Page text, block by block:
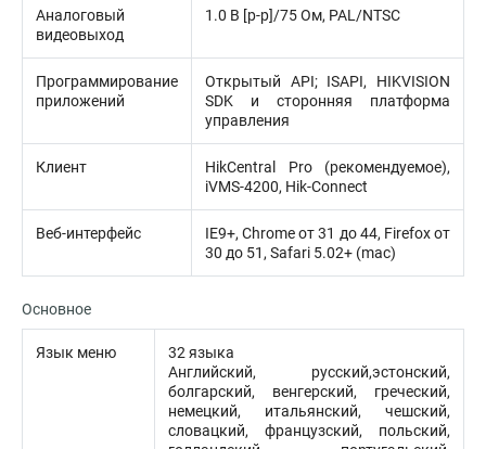
Аналоговый
видеовыход
1.0 В [p-p]/75 Ом, PAL/NTSC
Программирование
приложений
Открытый API; ISAPI, HIKVISION
SDK и сторонняя платформа
управления
Клиент
HikCentral Pro (рекомендуемое),
iVMS-4200, Hik-Connect
Веб-интерфейс
IE9+, Chrome от 31 до 44, Firefox от
30 до 51, Safari 5.02+ (mac)
Основное
Язык меню
32 языка
Английский, русский,эстонский,
болгарский, венгерский, греческий,
немецкий, итальянский, чешский,
словацкий, французский, польский,